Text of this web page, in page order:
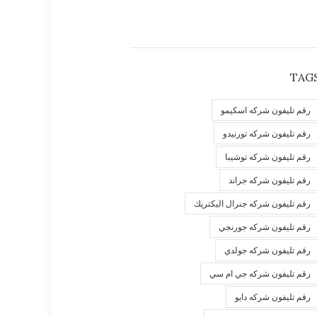
رقم تليفون شركه اسكيمو
رقم تليفون شركه تورنيدو
رقم تليفون شركه توشيبا
رقم تليفون شركه جراند
رقم تليفون شركه جنرال اليكتريك
رقم تليفون شركه جورنجي
رقم تليفون شركه جولدي
رقم تليفون شركه جي ام سي
رقم تليفون شركه دايو